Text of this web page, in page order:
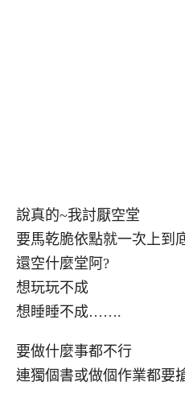
說真的~我討厭空堂
要馬乾脆依點就一次上到
還空什麼堂阿?
想玩玩不成
想睡睡不成…….
要做什麼事都不行
連獨個書或做個作業都要